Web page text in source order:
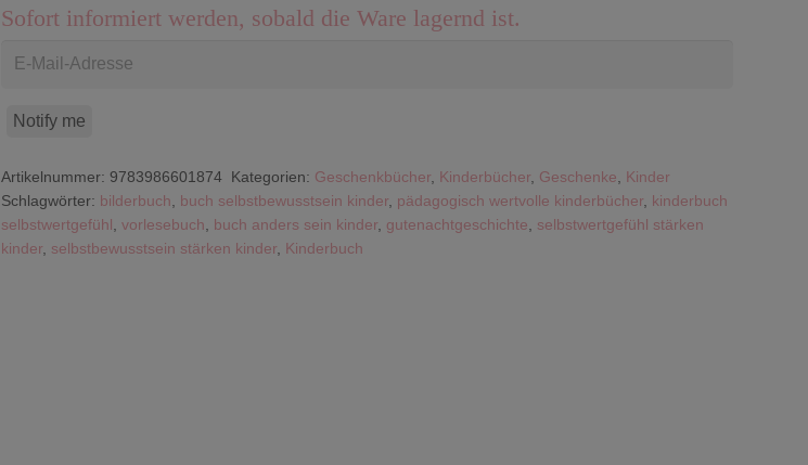
Sofort informiert werden, sobald die Ware lagernd ist.
Notify me
Artikelnummer: 9783986601874 Kategorien: Geschenkbücher Kinderbücher Geschenke
Kinder
Schlagwörter: bilderbuch buch selbstbewusstsein kinder, pädagogisch wertvolle kinderbücher, kinderbuch
selbstwertgefühl vorlesebuch buch anders sein kinder, gutenachtgeschichte
selbstwertgefühl stärken
kinder, selbstbewusstsein stärken kinder, Kinderbuch